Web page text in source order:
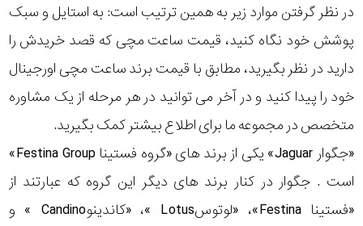
در نظر گرفتن موارد زیر به همین ترتیب است: به استایل و سبک
پوشش خود نگاه کنید، قیمت ساعت مچی که قصد خریدش را
دارید در نظر بگیرید، مطابق با قیمت برند ساعت مچی اورجینال
خود را پیدا کنید و در آخر می توانید در هر مرحله از یک مشاوره
متخصص در مجموعه ما برای اطلاع بیشتر کمک بگیرید.
«جگوار Jaguar» یکی از برند های «گروه فستینا Festina Group»
است . جگوار در کنار برند های دیگر این گروه که عبارتند از
«فستینا Festina»، «لوتوسLotus »، «کاندینوCandino » و
مازراتی
نمایش
عرض
طرح
بند
طرح
صفحه